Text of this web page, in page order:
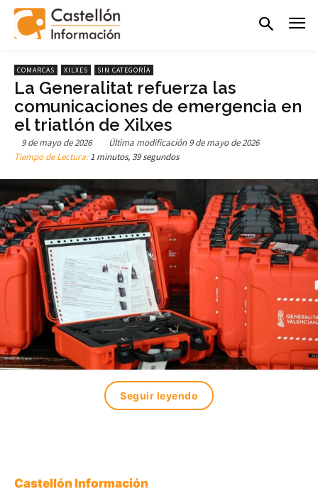
COMARCAS XILXES SIN CATEGORÍA
La Generalitat refuerza las
comunicaciones de emergencia en
el triatlón de Xilxes
9 de mayo de 2026 Última modificación 9 de mayo de 2026
Tiempo de Lectura:1 minutos, 39 segundos
Seguir leyendo
Castellón Información